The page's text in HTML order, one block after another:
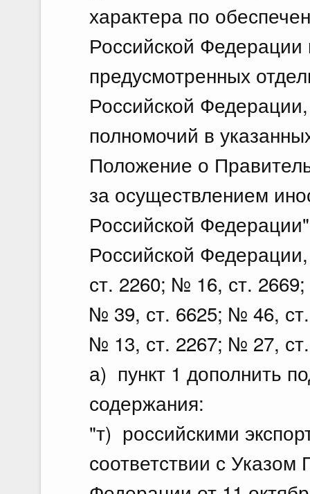
характера по
Российской
предусмотренных
Российской
полномочий в
Положение о
за осуществлением
Российской
Российской
ст. 2260; № 16, ст.
№ 39, ст. 6625; № 46,
№ 13, ст. 2267; № 27,
а) пункт 1 дополнить
содержания:
"т) российскими
соответствии с Указом